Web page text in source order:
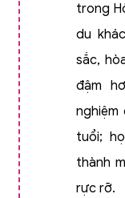
trong
du
sắc,
đậm
tuổi;
thành
rực rỡ.